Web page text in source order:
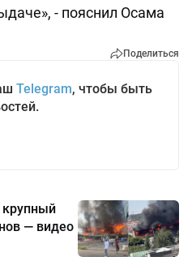
- пояснил Осама
Поделиться
Telegram, чтобы быть
крупный
— видео